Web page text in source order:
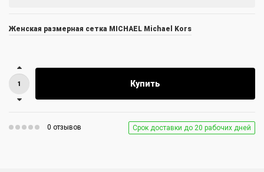
Женская размерная сетка MICHAEL Michael Kors
Купить
0 отзывов Срок доставки до 20 рабочих дней